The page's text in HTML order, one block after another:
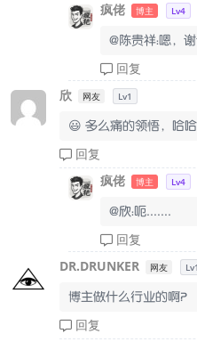
疯佬
博主 Lv4
@陈贵祥：嗯，
回复
欣
网友 Lv1
😃 多么痛的领悟，哈哈
回复
疯佬
博主 Lv4
@欣：呃.......
回复
DR.DRUNKER
网友 Lv1
博主做什么行业的啊？
回复